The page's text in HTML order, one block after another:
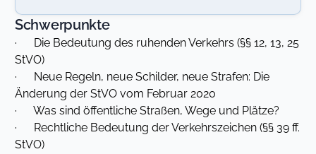
Schwerpunkte
· Die Bedeutung des ruhenden Verkehrs (§§ 12, 13, 25
StVO)
· Neue Regeln, neue Schilder, neue Strafen: Die
Änderung der StVO vom Februar 2020
· Was sind öffentliche Straßen, Wege und Plätze?
· Rechtliche Bedeutung der Verkehrszeichen (§§ 39 ff.
StVO)